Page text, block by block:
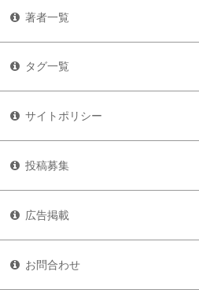
著者一覧
タグ一覧
サイトポリシー
投稿募集
広告掲載
お問合わせ